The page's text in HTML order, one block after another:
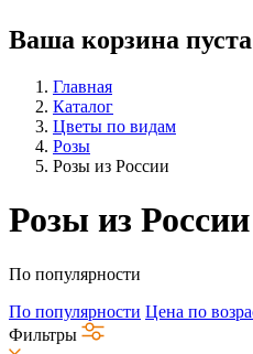
Ваша корзина пуста
Главная
Каталог
Цветы по видам
Розы
Розы из России
Розы из России
По популярности
По популярности Цена по
Фильтры